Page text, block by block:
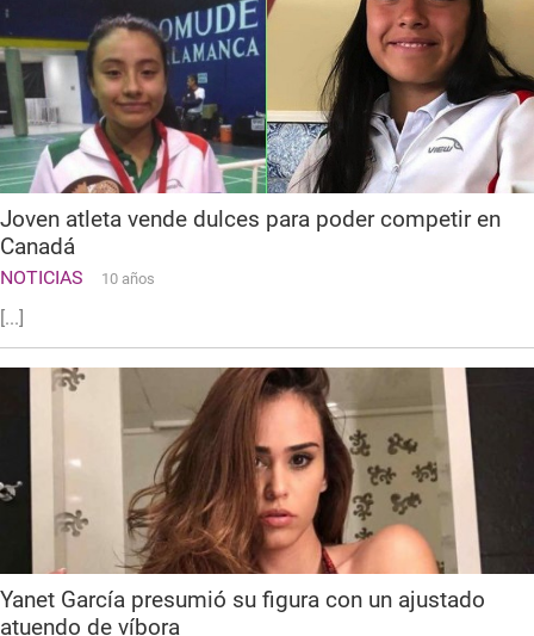
Joven atleta vende dulces para poder competir en
Canadá
NOTICIAS 10 años
[...]
Yanet García presumió su figura con un ajustado
atuendo de víbora